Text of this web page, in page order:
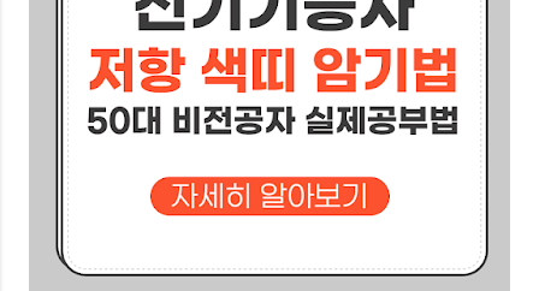
은 통이 뱅글뱅글 힘차게 돌아갑니다. 자석 힘을 팍팍 끊어내며
실제 전기를 펑펑 생산해 내는 핵심 부품 이 바로 전기자입니다.
발전기의 진짜 주인공 부서이죠. 3. 정류자(Commutator): 교류
를 직류로 이쁘게 깎아주는 '가공·유통부' 여기서 엄청난 시험